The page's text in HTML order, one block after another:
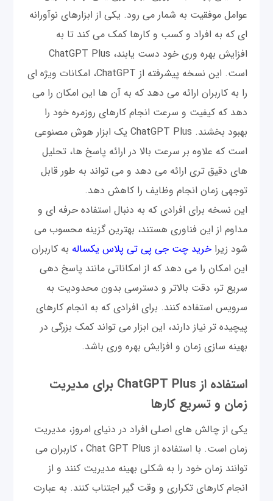
عوامل موفقیت به شمار می رود. یکی از ابزارهای نوآورانه
ای که به افراد و کسب و کارها کمک می کند تا به
افزایش بهره وری خود دست یابند، ChatGPT Plus
است. این نسخه پیشرفته از ChatGPT، امکانات ویژه ای
را به کاربران ارائه می دهد که به آن ها این امکان را می
دهد که کیفیت و سرعت انجام کارهای روزمره خود را
بهبود بخشند. ChatGPT Plus یک ابزار هوش مصنوعی
است که علاوه بر سرعت بالا در ارائه پاسخ ها، تحلیل
های دقیق تری ارائه می دهد و می تواند به طور قابل
توجهی زمان انجام وظایف را کاهش دهد.
این نسخه برای افرادی که به دنبال استفاده حرفه ای و
مداوم از این فناوری هستند، بهترین گزینه محسوب می
شود زیراخرید چت جی پی تی پلاس یکساله به کاربران
این امکان را می دهد که از امکاناتی مانند پاسخ دهی
سریع تر، دقت بالاتر و دسترسی بدون محدودیت به
سرویس استفاده کنند. برای افرادی که به انجام کارهای
پیچیده تر نیاز دارند، این ابزار می تواند کمک بزرگی در
بهینه سازی زمان و افزایش بهره وری باشد.
استفاده از ChatGPT Plus برای مدیریت
زمان و تسریع کارها
یکی از چالش های اصلی افراد در دنیای امروز، مدیریت
زمان است. با استفاده از Chat GPT Plus ، کاربران می
توانند زمان خود را به شکلی بهینه مدیریت کنند و از
انجام کارهای تکراری و وقت گیر اجتناب کنند. به عبارت